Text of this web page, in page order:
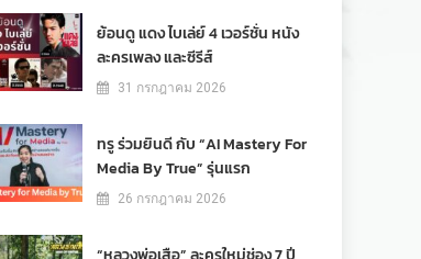
ย้อนดู แดง ไบเล่ย์ 4 เวอร์ชั่น หนัง
ละครเพลง และซีรีส์
31 กรกฎาคม 2026
ทรู ร่วมยินดี กับ “AI Mastery For
Media By True” รุ่นแรก
26 กรกฎาคม 2026